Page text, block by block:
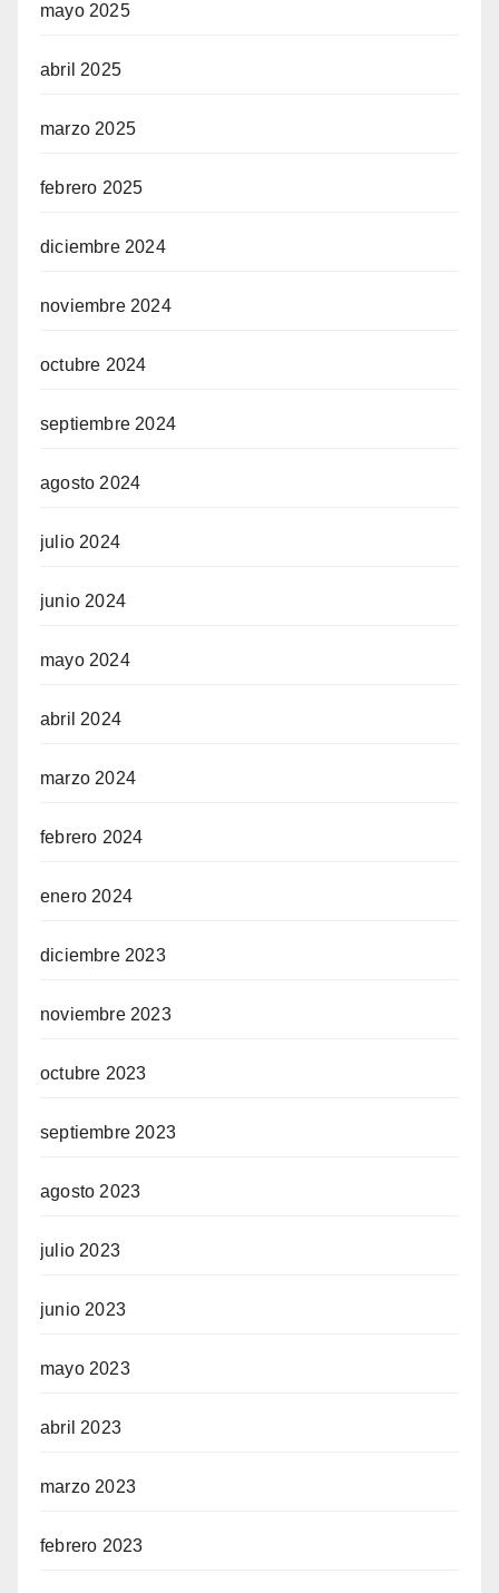
mayo 2025
abril 2025
marzo 2025
febrero 2025
diciembre 2024
noviembre 2024
octubre 2024
septiembre 2024
agosto 2024
julio 2024
junio 2024
mayo 2024
abril 2024
marzo 2024
febrero 2024
enero 2024
diciembre 2023
noviembre 2023
octubre 2023
septiembre 2023
agosto 2023
julio 2023
junio 2023
mayo 2023
abril 2023
marzo 2023
febrero 2023